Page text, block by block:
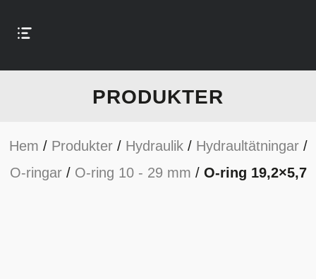
PRODUKTER
Hem / Produkter/ Hydraulik/ Hydraultätningar/
O-ringar/ O-ring 10 - 29 mm / O-ring 19,2×5,7